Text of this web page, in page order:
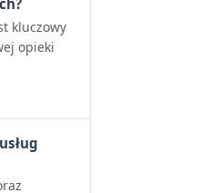
kluczowy
opieki